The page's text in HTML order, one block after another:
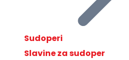
Sudoperi
Slavine za sudoper